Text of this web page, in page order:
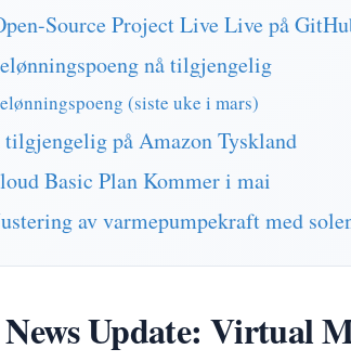
Source Project Live Live på
nå tilgjengelig
(siste uke i mars)
på Amazon Tyskland
Basic Plan Kommer i mai
av varmepumpekraft med
Update: Virtual